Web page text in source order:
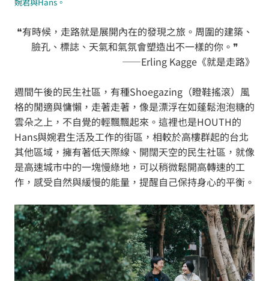
婉君與Hans。
❝有時候，走路就是展開內在的發現之旅。周圍的建築、
臉孔、標誌、天氣和氣氛會塑造出不一樣的你。❞
——Erling Kagge《就是走路》
週間午後的民生社區，有種Shoegazing（瞪鞋搖滾）風
格的閒適與慵懶，走著走著，像是漂浮在如蓬鬆泡泡糖的
雲朵之上，不自覺的輕飄飄起來。這裡也是HOUTH的
Hans與婉君生活及工作的街區，相較於高樓群起的台北
其他區域，擁有著低天際線、開闊天空的民生社區，就像
是高速城市中的一塊慢綠地，可以稍微鬆開高轉速的工
作，感受自然與緩慢的能量，提醒自己保持身心的平衡。